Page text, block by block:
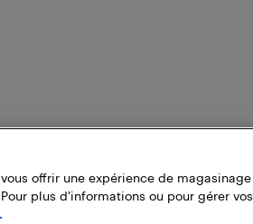
offrir une expérience de magasinage
plus d'informations ou pour gérer vos